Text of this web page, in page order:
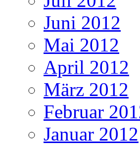
Juni 2012
Mai 2012
April 2012
März 2012
Februar
Januar 2012